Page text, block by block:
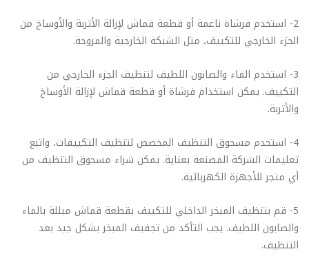
2- استخدم فرشاة ناعمة أو قطعة قماش لإزالة الأتربة والأوساخ من
الجزء الخارجي للتكييف، مثل الشبكة الخارجية والمروحة.
3- استخدم الماء والصابون اللطيف لتنظيف الجزء الخارجي من
التكييف. يمكن استخدام فرشاة أو قطعة قماش لإزالة الأوساخ
والأتربة.
4- استخدم مسحوق التنظيف المخصص لتنظيف التكييفات، واتبع
تعليمات الشركة المصنعة بعناية. يمكن شراء مسحوق التنظيف من
أي متجر للأجهزة الكهربائية.
5- قم بتنظيف المبخر الداخلي للتكييف بقطعة قماش مبللة بالماء
والصابون اللطيف. يجب التأكد من تجفيف المبخر بشكل جيد بعد
التنظيف.